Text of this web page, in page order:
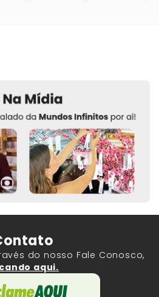
do nosso Fale Conosco,
aqui.